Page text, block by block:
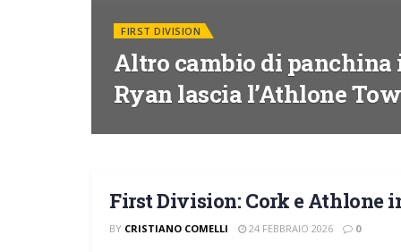
FIRST DIVISION
Altro cambio di
Ryan lascia l’Athlone
FIRST DIVISION
First Division: Cork e Athlone
BY CRISTIANO COMELLI 24 FEBBRAIO 2026 0